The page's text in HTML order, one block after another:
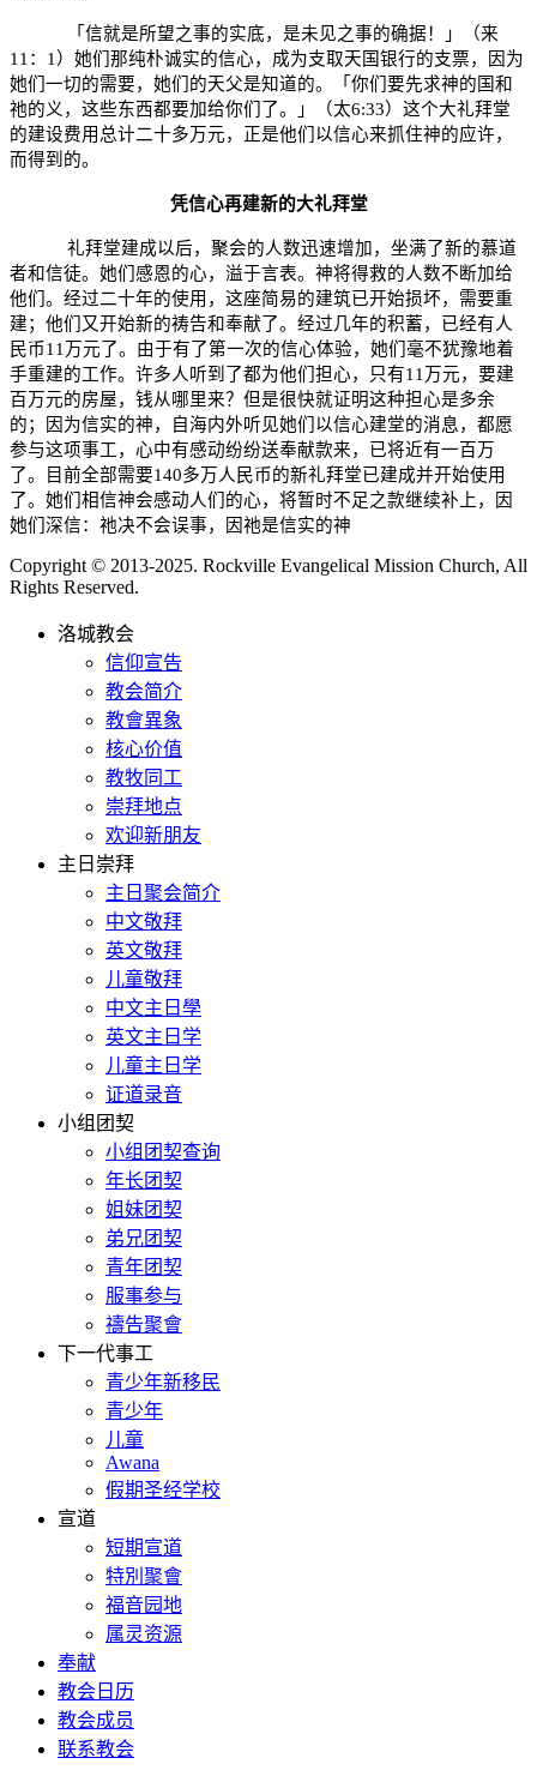
「信就是所望之事的实底，是未见之事的确据！」（来
11 ： 1 ）她们那纯朴诚实的信心，成为支取天国银行的支票，因为
她们一切的需要，她们的天父是知道的。「你们要先求神的国和
祂的义，这些东西都要加给你们了。」（太6:33）这个大礼拜堂
的建设费用总计二十多万元，正是他们以信心来抓住神的应许，
而得到的。
凭信心再建新的大礼拜堂
礼拜堂建成以后，聚会的人数迅速增加，坐满了新的慕道
者和信徒。她们感恩的心，溢于言表。神将得救的人数不断加给
他们。经过二十年的使用，这座简易的建筑已开始损坏，需要重
建；他们又开始新的祷告和奉献了。经过几年的积蓄，已经有人
民币11 万元了。由于有了第一次的信心体验，她们毫不犹豫地着
手重建的工作。许多人听到了都为他们担心，只有11 万元，要建
百万元的房屋，钱从哪里来？但是很快就证明这种担心是多余
的；因为信实的神，自海内外听见她们以信心建堂的消息，都愿
参与这项事工，心中有感动纷纷送奉献款来，已将近有一百万
了。目前全部需要140多万人民币的新礼拜堂已建成并开始使用
了。她们相信神会感动人们的心，将暂时不足之款继续补上，因
她们深信： 祂决不会误事，因祂是信实的神
Copyright © 2013-2025. Rockville Evangelical Mission Church, All
Rights Reserved.
洛城教会
信仰宣告
教会简介
教會異象
核心价值
教牧同工
崇拜地点
欢迎新朋友
主日崇拜
主日聚会简介
中文敬拜
英文敬拜
儿童敬拜
中文主日學
英文主日学
儿童主日学
证道录音
小组团契
小组团契查询
年长团契
姐妹团契
弟兄团契
青年团契
服事参与
禱告聚會
下一代事工
青少年新移民
青少年
儿童
Awana
假期圣经学校
宣道
短期宣道
特別聚會
福音园地
属灵资源
奉献
教会日历
教会成员
联系教会